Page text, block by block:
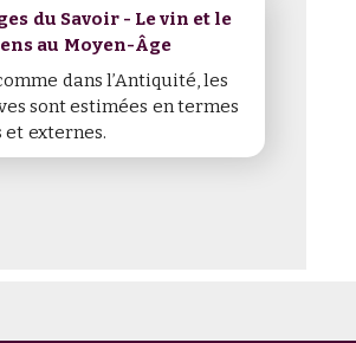
du Savoir - Le vin et le
au Moyen-Âge
dans l’Antiquité, les
sont estimées en termes
et externes.